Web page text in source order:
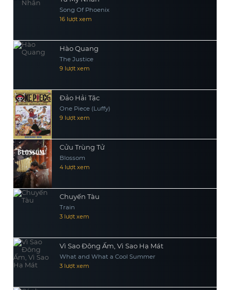
Song Of Phoenix
16 lượt xem
Hào Quang
The Justice
9 lượt xem
Đảo Hải Tặc
One Piece (Luffy)
9 lượt xem
Cửu Trùng Tử
Blossom
4 lượt xem
Chuyến Tàu
Train
3 lượt xem
Vì Sao Đông Ấm, Vì Sao Hạ Mát
What and What a Cool Summer
3 lượt xem